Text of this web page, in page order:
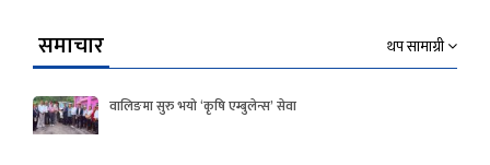
समाचार थप सामाग्री
वालिङमा सुरु भयो ‘कृषि एम्बुलेन्स’ सेवा